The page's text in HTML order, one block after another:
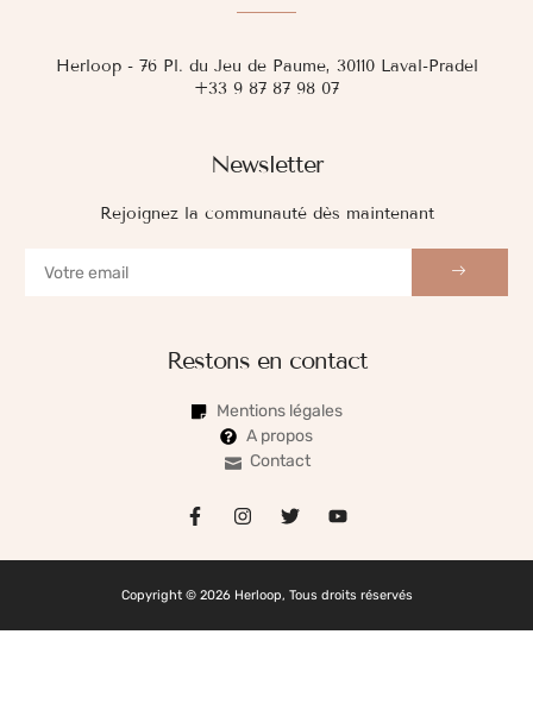
Newsletter
Rejoignez la communauté dès maintenant
Herloop - 76 Pl. du Jeu de Paume, 30110 Laval-Pradel
+33 9 87 87 98 07
Restons en contact
Mentions légales
A propos
Contact
Copyright © 2026 Herloop, Tous droits réservés